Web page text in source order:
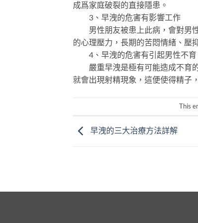
成爲家庭破裂的直接隱患。
3、早洩的危害有影響工作
男性朋友被患上此病，會對男性
的心理壓力，長期的苦悶情緒、壓
4、早洩的危害有引起男性不育
嚴重早洩是極有可能造成不育的
就會出現射精現象，這便使得精子
This
早洩的三大治療方法詳解